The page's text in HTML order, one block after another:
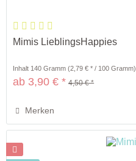
Mimis LieblingsHappies
Inhalt 140 Gramm(2,79 € * / 100 Gramm)
ab 3,90 € * 4,50 € *
Merken